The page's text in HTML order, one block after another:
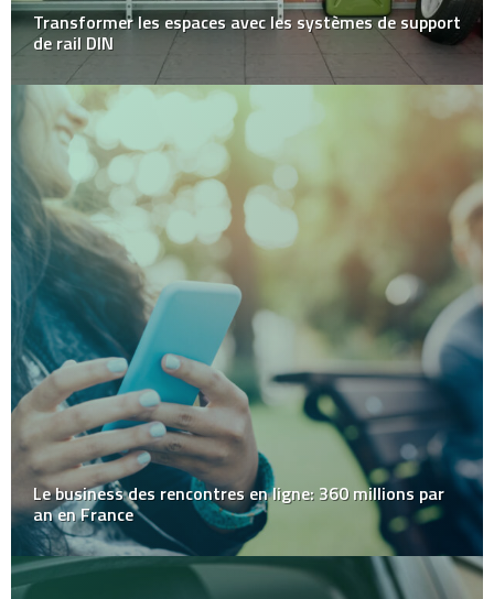
Transformer les espaces avec les systèmes de support
de rail DIN
Le business des rencontres en ligne: 360 millions par
an en France